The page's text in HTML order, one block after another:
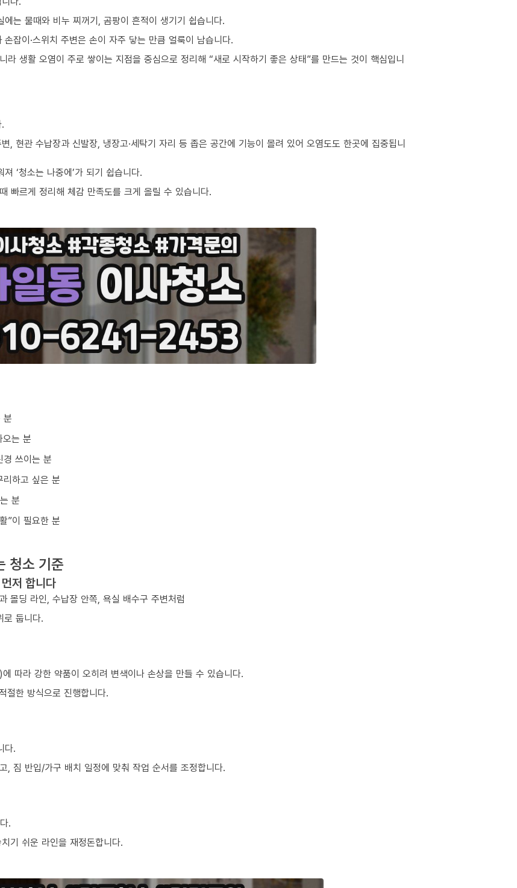
는 물때와 비누 찌꺼기, 곰팡이 흔적이 생기기 쉽습니다.
잡이·스위치 주변은 손이 자주 닿는 만큼 얼룩이 남습니다.
라 생활 오염이 주로 쌓이는 지점을 중심으로 정리해 “새로 시작하기 좋은 상태”를 만드는 것이 핵심입니
, 현관 수납장과 신발장, 냉장고·세탁기 자리 등 좁은 공간에 기능이 몰려 있어 오염도도 한곳에 집중됩니
‘청소는 나중에’가 되기 쉽습니다.
빠르게 정리해 체감 만족도를 크게 올릴 수 있습니다.
분
오는 분
쓰이는 분
하고 싶은 분
분
”이 필요한 분
청소 기준
먼저 합니다
몰딩 라인, 수납장 안쪽, 욕실 배수구 주변처럼
로 둡니다.
따라 강한 약품이 오히려 변색이나 손상을 만들 수 있습니다.
절한 방식으로 진행합니다.
다.
, 짐 반입/가구 배치 일정에 맞춰 작업 순서를 조정합니다.
.
기 쉬운 라인을 재정돈합니다.